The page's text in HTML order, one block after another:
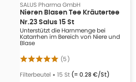
SALUS Pharma GmbH
Nieren Blasen Tee Kräutertee
Nr.23 Salus 15 St
Unterstützt die Harnmenge bei
Katarrhen im Bereich von Niere und
Blase
(5)
Filterbeutel • 15 St (= 0.28 €/St)